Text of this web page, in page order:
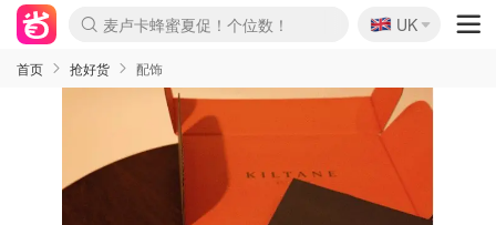
麦卢卡蜂蜜夏促！个位数！
Prada/Miu 4.8折！
啥？必胜客披萨5折！
🇬🇧
UK
首页 抢好货 配饰